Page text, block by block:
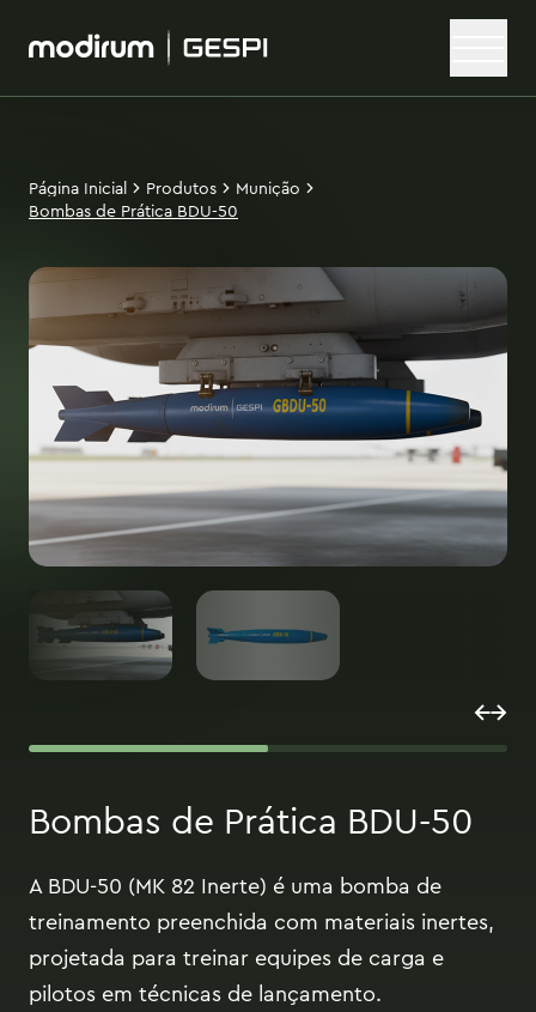
Página Inicial Produtos
Munição
Bombas de Prática BDU-50
Bombas de Prática BDU-50
A BDU-50 (MK 82 Inerte) é uma bomba de
treinamento preenchida com materiais inertes,
projetada para treinar equipes de carga e
pilotos em técnicas de lançamento.